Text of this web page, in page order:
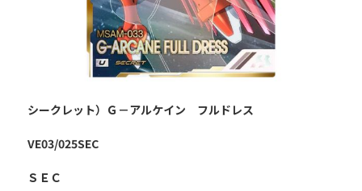
シークレット）Ｇ－アルケイン フルドレス
VE03/025SEC
ＳＥＣ